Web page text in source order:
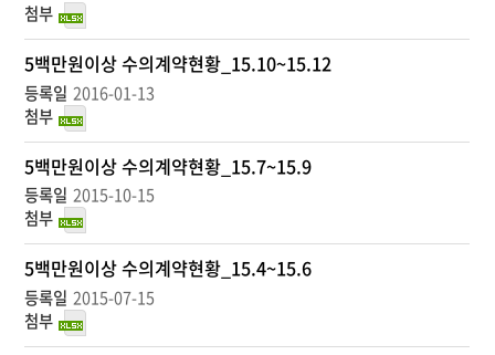
정
보
공
개
>
수
의
계
약
황
목
록
-
5백만원이상 수의계약현황_15.10~15.12
2016-01-13
5백만원이상 수의계약현황_15.7~15.9
2015-10-15
5백만원이상 수의계약현황_15.4~15.6
2015-07-15